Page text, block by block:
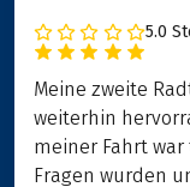
5.0
Meine zweite
weiterhin
meiner Fahrt
Fragen wurden